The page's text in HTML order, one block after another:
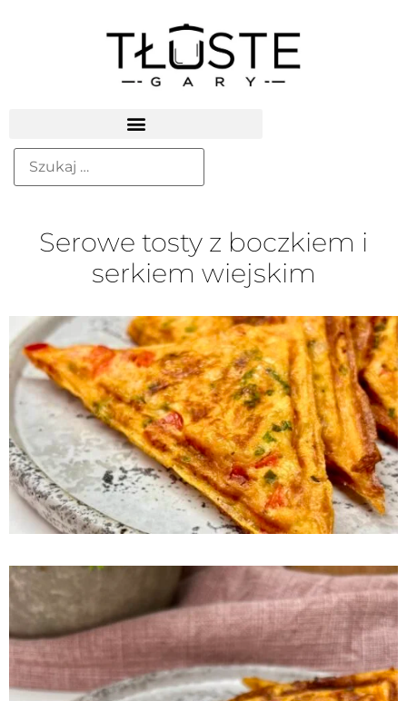
Serowe tosty z boczkiem i
serkiem wiejskim